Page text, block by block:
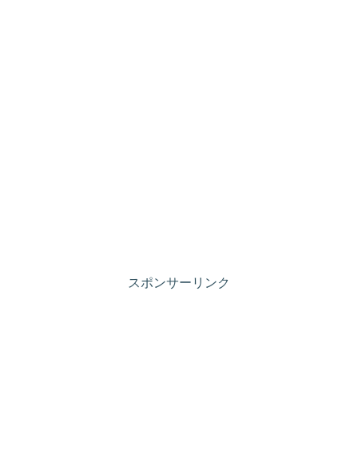
スポンサーリンク